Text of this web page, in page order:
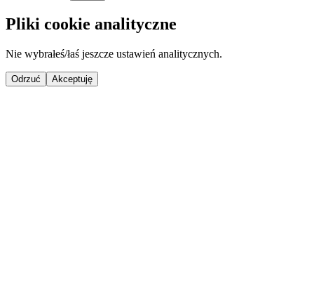
Pliki cookie analityczne
Nie wybrałeś/łaś jeszcze ustawień analitycznych.
Odrzuć Akceptuję